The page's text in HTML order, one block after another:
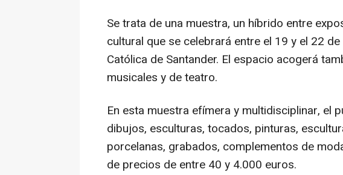
Se trata de una muestra, un híbrido entre
cultural que se celebrará entre el 19 y el 22
Católica de Santander. El espacio acogerá
musicales y de teatro.
En esta muestra efímera y multidisciplinar, el
dibujos, esculturas, tocados, pinturas,
porcelanas, grabados, complementos de
de precios de entre 40 y 4.000 euros.